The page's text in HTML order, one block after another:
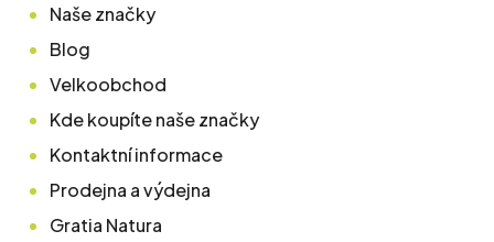
Naše značky
Blog
Velkoobchod
Kde koupíte naše značky
Kontaktní informace
Prodejna a výdejna
Gratia Natura